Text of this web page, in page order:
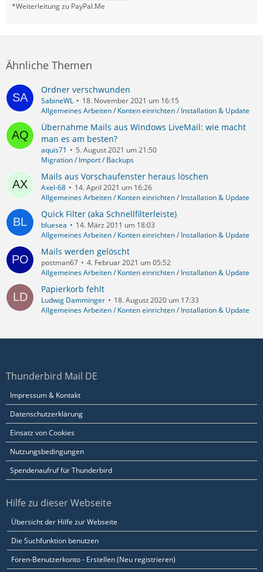
*Weiterleitung zu PayPal.Me
Ähnliche Themen
Ordner verschwunden
SabineWL
18. November 2021 um 16:15
Allgemeines Arbeiten / Konten einrichten / Installation & Update
Übernahme Mails aus Windows LiveMail: wie macht
man es am besten?
aquis71
5. August 2021 um 21:50
Migration / Import / Backups
Mails aus Vorschaufenster heraus löschen
Axel-68
14. April 2021 um 16:26
Allgemeines Arbeiten / Konten einrichten / Installation & Update
Quick Filter (aka Schnellfilterleiste)
bluesea
14. März 2011 um 18:03
Allgemeines Arbeiten / Konten einrichten / Installation & Update
Mails werden gelöscht
postman67
4. Februar 2021 um 05:52
Allgemeines Arbeiten / Konten einrichten / Installation & Update
Papierkorb fehlt
Ludwig Damminger
18. August 2020 um 17:33
Allgemeines Arbeiten / Konten einrichten / Installation & Update
Thunderbird Mail DE
Impressum & Kontakt
Datenschutzerklärung
Einsatz von Cookies
Nutzungsbedingungen
Spendenaufruf für Thunderbird
Hilfe zu dieser Webseite
Übersicht der Hilfe zur Webseite
Die Suchfunktion benutzen
Foren-Benutzerkonto - Erstellen (Neu registrieren)